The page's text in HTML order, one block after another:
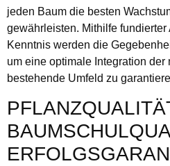
jeden Baum die besten
gewährleisten. Mithilfe
Kenntnis werden die
um eine optimale Integration
bestehende Umfeld zu